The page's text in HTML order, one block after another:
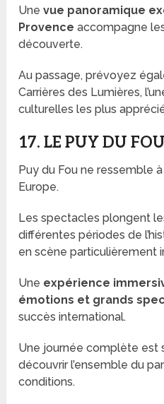
Unevue panoramique
Provence accompagne
découverte.
Au passage, prévoyez
Carrières des Lumières,
culturelles les plus
17. LE PUY DU FOU
Puy du Fou ne ressemble
Europe.
Les spectacles plongent
différentes périodes de
en scène particulièrement
Une expérience
émotions et grands
succès international.
Une journée complète est
découvrir l’ensemble du
conditions.